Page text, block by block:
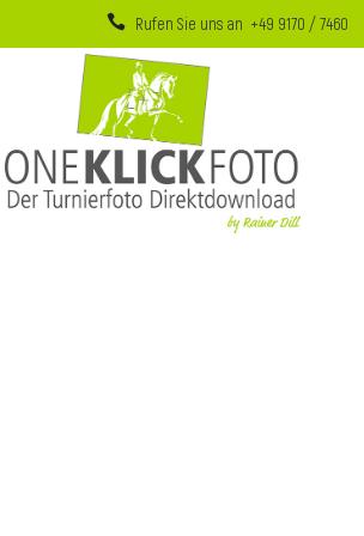
Rufen Sie uns an +49 9170 / 7460